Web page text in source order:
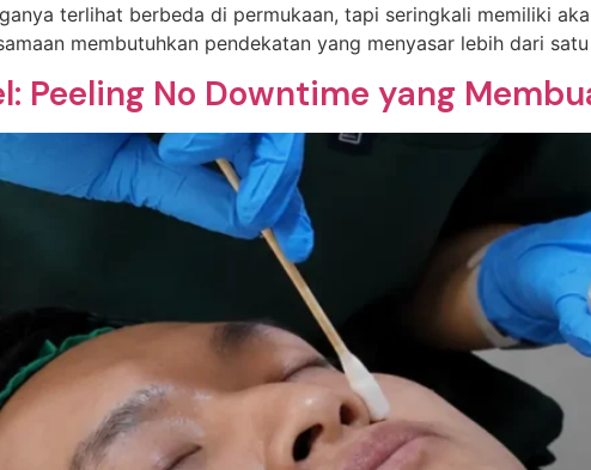
terlihat berbeda di permukaan, tapi seringkali memiliki
membutuhkan pendekatan yang menyasar lebih dari
Peeling No Downtime yang